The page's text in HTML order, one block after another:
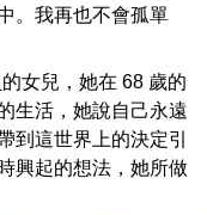
。我再也不會孤單
女兒，她在 68 歲的
生活，她說自己永遠
到這世界上的決定引
興起的想法，她所做